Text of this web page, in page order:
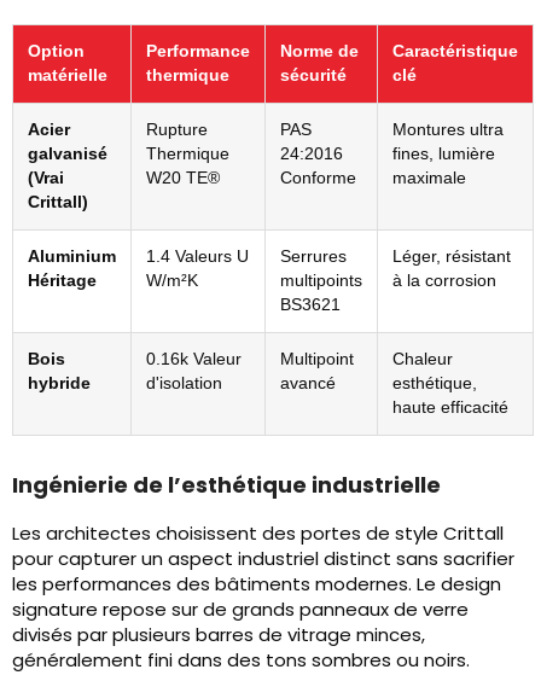
Option
matérielle
Performance
thermique
Norme de
sécurité
Caractéristique
clé
Acier
galvanisé
(Vrai
Crittall)
Rupture
Thermique
W20 TE®
PAS
24:2016
Conforme
Montures ultra
fines, lumière
maximale
Aluminium
Héritage
1.4 Valeurs U
W/m²K
Serrures
multipoints
BS3621
Léger, résistant
à la corrosion
Bois
hybride
0.16k Valeur
d'isolation
Multipoint
avancé
Chaleur
esthétique,
haute efficacité
Ingénierie de l’esthétique industrielle
Les architectes choisissent des portes de style Crittall
pour capturer un aspect industriel distinct sans sacrifier
les performances des bâtiments modernes. Le design
signature repose sur de grands panneaux de verre
divisés par plusieurs barres de vitrage minces,
généralement fini dans des tons sombres ou noirs.